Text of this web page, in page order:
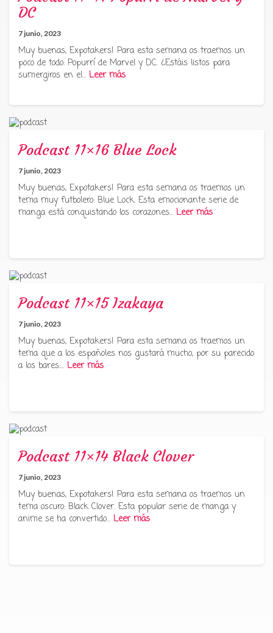
DC
7 junio, 2023
Muy buenas, Expotakers! Para esta semana os traemos un
poco de todo: Popurrí de Marvel y DC. ¿Estáis listos para
sumergiros en el… Leer más
Podcast 11×16 Blue Lock
7 junio, 2023
Muy buenas, Expotakers! Para esta semana os traemos un
tema muy futbolero: Blue Lock. Esta emocionante serie de
manga está conquistando los corazones… Leer más
Podcast 11×15 Izakaya
7 junio, 2023
Muy buenas, Expotakers! Para esta semana os traemos un
tema que a los españoles nos gustará mucho, por su parecido
a los bares:… Leer más
Podcast 11×14 Black Clover
7 junio, 2023
Muy buenas, Expotakers! Para esta semana os traemos un
tema oscuro: Black Clover. Esta popular serie de manga y
anime se ha convertido… Leer más